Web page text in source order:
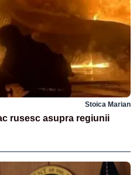
Stoica Marian
rusesc asupra regiunii